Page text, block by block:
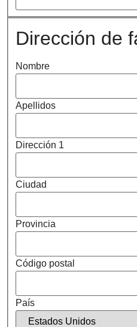
Dirección de
Nombre
Apellidos
Dirección 1
Ciudad
Provincia
Código postal
País